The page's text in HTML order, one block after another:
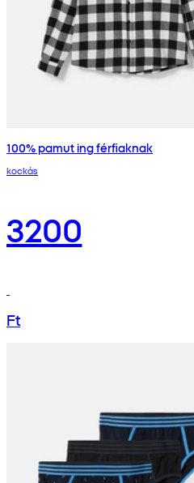
100% pamut ing férfiaknak
kockás
3200
Ft